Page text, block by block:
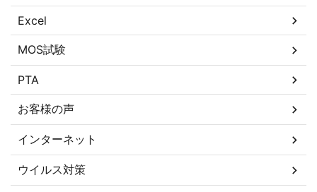
Excel
MOS試験
PTA
お客様の声
インターネット
ウイルス対策